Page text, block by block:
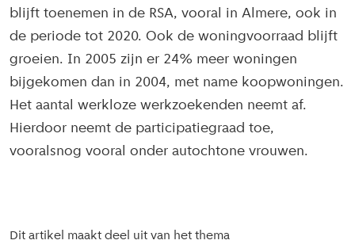
blijft toenemen in de RSA, vooral in Almere, ook in
de periode tot 2020. Ook de woningvoorraad blijft
groeien. In 2005 zijn er 24% meer woningen
bijgekomen dan in 2004, met name koopwoningen.
Het aantal werkloze werkzoekenden neemt af.
Hierdoor neemt de participatiegraad toe,
vooralsnog vooral onder autochtone vrouwen.
Dit artikel maakt deel uit van het thema